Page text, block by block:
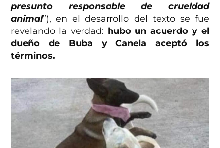
presunto responsable de crueldad
animal”), en el desarrollo del texto se fue
revelando la verdad: hubo un acuerdo y el
dueño de Buba y Canela aceptó los
términos.